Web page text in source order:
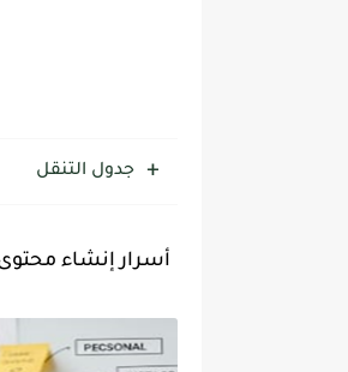
جدول التنقل
أسرار إنشاء